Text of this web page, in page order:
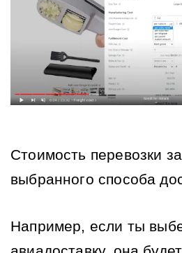
Стоимость перевозки
выбранного способа
Например, если ты